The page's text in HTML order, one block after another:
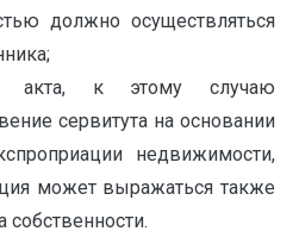
должно осуществляться
акта, к этому случаю
сервитута на основании
недвижимости,
может выражаться также
собственности.